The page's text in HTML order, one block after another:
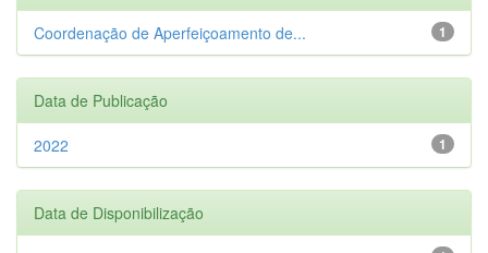
1
Coordenação de Aperfeiçoamento de...
Data de Publicação
1
2022
Data de Disponibilização